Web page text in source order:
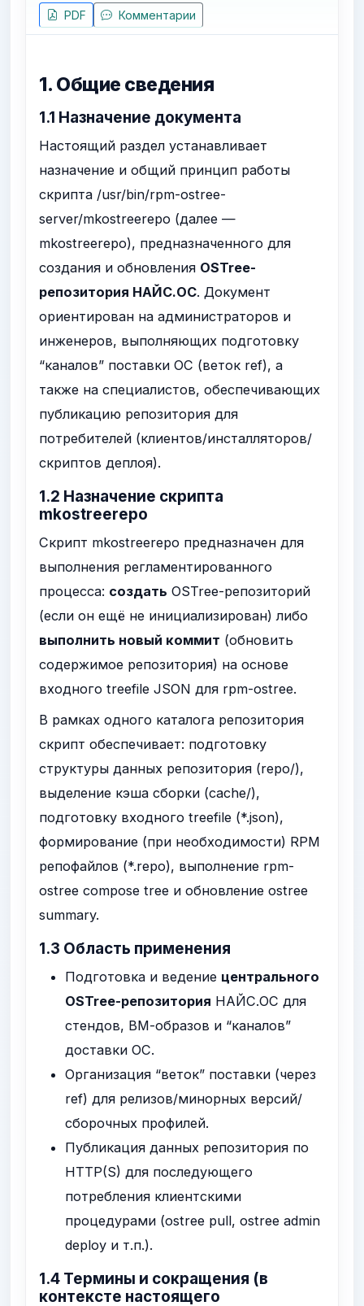
PDF Комментарии
1. Общие сведения
1.1 Назначение документа
Настоящий раздел устанавливает
назначение и общий принцип работы
скрипта /usr/bin/rpm-ostree-
server/mkostreerepo (далее —
mkostreerepo), предназначенного для
создания и обновления OSTree-
репозитория НАЙС.ОС. Документ
ориентирован на администраторов и
инженеров, выполняющих подготовку
“каналов” поставки ОС (веток ref), а
также на специалистов, обеспечивающих
публикацию репозитория для
потребителей (клиентов/инсталляторов/
скриптов деплоя).
1.2 Назначение скрипта
mkostreerepo
Скрипт mkostreerepo предназначен для
выполнения регламентированного
процесса: создать OSTree-репозиторий
(если он ещё не инициализирован) либо
выполнить новый коммит (обновить
содержимое репозитория) на основе
входного treefile JSON для rpm-ostree.
В рамках одного каталога репозитория
скрипт обеспечивает: подготовку
структуры данных репозитория (repo/),
выделение кэша сборки (cache/),
подготовку входного treefile (*.json),
формирование (при необходимости) RPM
репофайлов (*.repo), выполнение rpm-
ostree compose tree и обновлениеostree
summary.
1.3 Область применения
Подготовка и ведение центрального
OSTree-репозитория НАЙС.ОС для
стендов, ВМ-образов и “каналов”
доставки ОС.
Организация “веток” поставки (через
ref) для релизов/минорных версий/
сборочных профилей.
Публикация данных репозитория по
HTTP(S) для последующего
потребления клиентскими
процедурами (ostree pull,ostree admin
deploy и т.п.).
1.4 Термины и сокращения (в
контексте настоящего